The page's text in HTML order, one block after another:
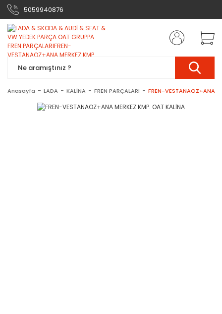
5059940876
Anasayfa LADA KALİNA FREN PARÇALARI FREN-VESTANAOZ+ANA